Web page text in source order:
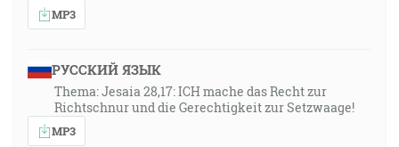
MP3
РУССКИЙ ЯЗЫК
Thema: Jesaia 28,17: ICH mache das Recht zur
Richtschnur und die Gerechtigkeit zur Setzwaage!
MP3